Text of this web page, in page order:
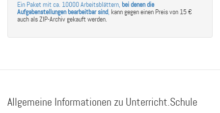
Ein Paket mit ca. 10000 Arbeitsblättern, bei denen die
Aufgabenstellungen bearbeitbar sind, kann gegen einen Preis von 15 €
auch als ZIP-Archiv gekauft werden.
Allgemeine Informationen zu Unterricht.Schule